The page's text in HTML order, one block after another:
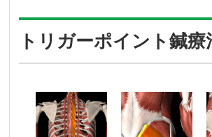
トリガーポイント鍼療